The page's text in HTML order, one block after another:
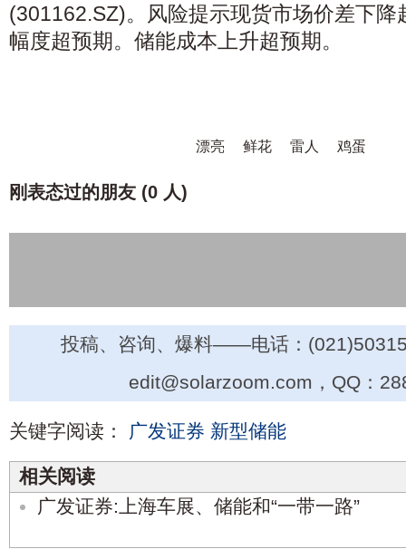
(301162.SZ)。风险提示现货市场价差下降
幅度超预期。储能成本上升超预期。
漂亮 鲜花 雷人 鸡蛋
刚表态过的朋友 (0 人)
投稿、咨询、爆料——电话：
edit@solarzoom.com，QQ：
关键字阅读： 广发证券 新型储能
相关阅读
广发证券:上海车展、储能和“一带一路”